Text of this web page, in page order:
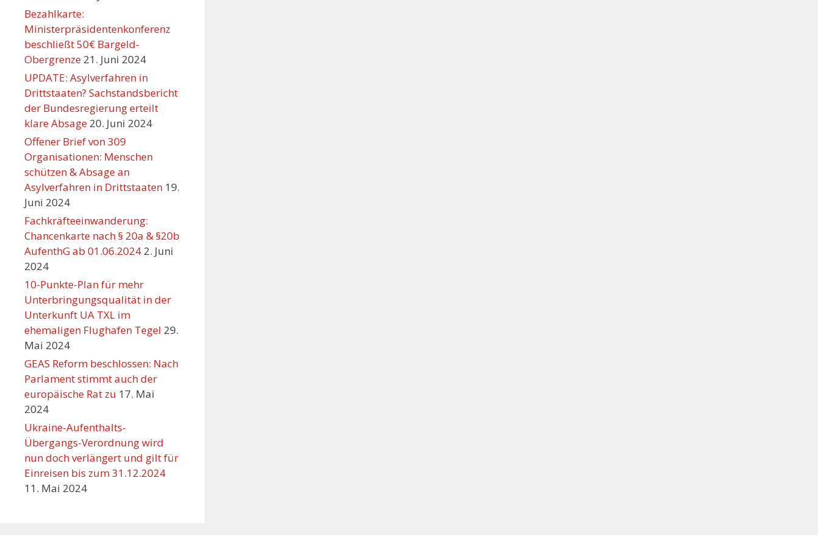
Bezahlkarte:
Ministerpräsidentenkonferenz
beschließt 50€ Bargeld-
Obergrenze 21. Juni 2024
UPDATE: Asylverfahren in
Drittstaaten? Sachstandsbericht
der Bundesregierung erteilt
klare Absage 20. Juni 2024
Offener Brief von 309
Organisationen: Menschen
schützen & Absage an
Asylverfahren in Drittstaaten 19.
Juni 2024
Fachkräfteeinwanderung:
Chancenkarte nach § 20a & §20b
AufenthG ab 01.06.2024 2. Juni
2024
10-Punkte-Plan für mehr
Unterbringungsqualität in der
Unterkunft UA TXL im
ehemaligen Flughafen Tegel 29.
Mai 2024
GEAS Reform beschlossen: Nach
Parlament stimmt auch der
europäische Rat zu 17. Mai
2024
Ukraine-Aufenthalts-
Übergangs-Verordnung wird
nun doch verlängert und gilt für
Einreisen bis zum 31.12.2024
11. Mai 2024